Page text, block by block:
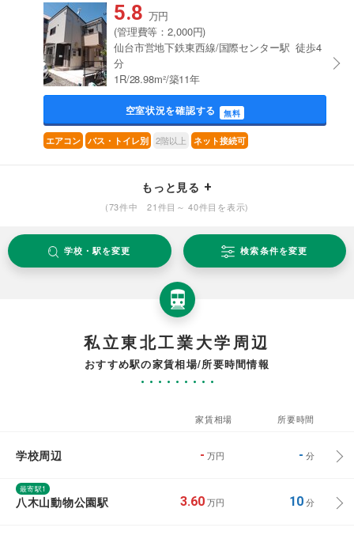
5.8 万円
(管理費等：2,000円)
仙台市営地下鉄東西線/国際センター駅 徒歩4
分
1R/28.98m²/築11年
空室状況を確認する 無料
エアコン バス・トイレ別 2階以上 ネット接続可
もっと見る
(73件中 21件目～ 40件目を表示)
学校・駅を変更 検索条件を変更
私立東北工業大学周辺
おすすめ駅の家賃相場/所要時間情報
家賃相場 所要時間
学校周辺 - 万円 - 分
最寄駅1
八木山動物公園駅 3.60 万円 10分